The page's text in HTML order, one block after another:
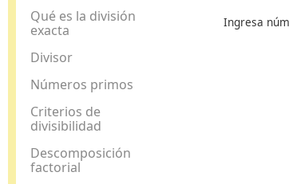
Qué es la división
exacta
Divisor
Números primos
Criterios de
divisibilidad
Descomposición
factorial
Ingresa